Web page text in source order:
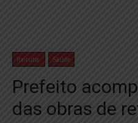
Itaituba Saúde
Prefeito
das obras de